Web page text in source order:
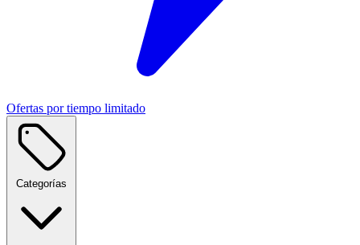
Ofertas por tiempo limitado
Categorías